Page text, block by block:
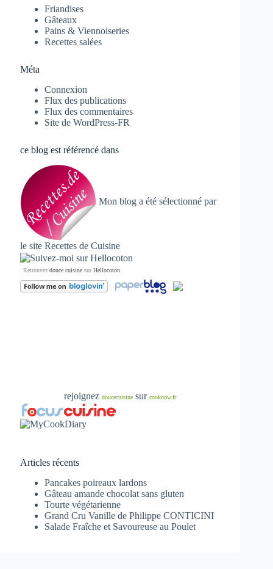
Friandises
Gâteaux
Pains & Viennoiseries
Recettes salées
Méta
Connexion
Flux des publications
Flux des commentaires
Site de WordPress-FR
ce blog est référencé dans
Mon blog a été sélectionné par
le site Recettes de Cuisine
Retrouvez douce cuisine surHellocoton
rejoignezdoucecuisine surcooknow.fr
Articles récents
Pancakes poireaux lardons
Gâteau amande chocolat sans gluten
Tourte végétarienne
Grand Cru Vanille de Philippe CONTICINI
Salade Fraîche et Savoureuse au Poulet